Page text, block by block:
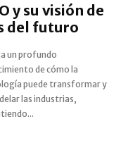
y su visión de
del futuro